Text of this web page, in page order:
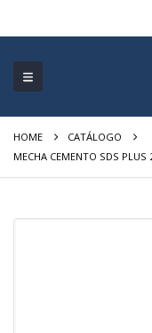
HOME
CATÁLOGO
MECHA CEMENTO SDS